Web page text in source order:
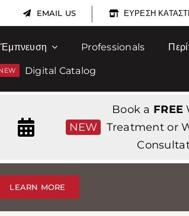
EMAIL US | ΕΎΡΕΣΗ
Έμπνευση Professionals
Digital Catalog
NEW
Book a FREE
Treatment or
LEARN MORE